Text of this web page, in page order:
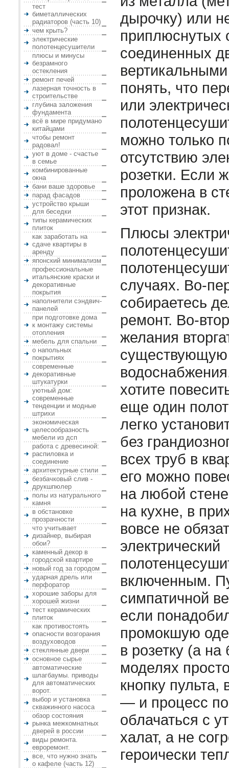
тест
биметаллических
радиаторов (часть 10)
чем крыть?
электрические
полотенцесушители
плюсы и минусы
безрамного
остекления
ремонт печей
лазерная точность в
строительстве
глубина заложения
фундамента
всё в мире придумано
китайцами
чтобы ремонт
радовал!
уют в доме - счастье
в семье
комбинированные
окна
бани ваше здоровье
парад фасадов
устройство крыши
для беседки
типы керамических
плиток
как заработать на
сдаче квартиры в
аренду
японский минимализм
профессиональные
итальянские краски и
декоративные
покрытия
наполнители сэндвич-
панелей
при подготовке дома
к монтажу системы
отопления
мебель для спальни
о напольных
покрытиях
современные
декоративные
штукатурки
уютный дом:
современные
тенденции и модные
штрихи
экономическая
целесообразность
мебели из дсп
работа с древесиной:
распиловка и
соединение
архитектурные стили
безбачковый слив -
друкшпюлер
полы из натурального
камня
в обстановке
прозрачности
что учитывает
дизайнер, выбирая
обои?
каменный декор в
городской квартире
новый год за городом
ударная дрель или
перфоратор
хорошие заборы для
хорошей жизни
тест керамических
плиток
как противостоять
опасности возгорания
воздуховодов
стеклянные двери
основное сырье
автоматические
шлагбаумы. приводы
для автоматических
ворот.
выбор и установка
скважинного насоса
обзор состояния
рынка межкомнатных
дверей в россии
виды ремонта.
евроремонт.
все, что нужно знать
о кафеле (часть 12)
дырочку) или
приплюснутых
соединенных
понять, что
или
можно только
отсутствию
розетки. Если
проложена в
этот признак.
Плюсы
случаях. Во-
собираетесь
ремонт. Во-
желания
существующую
хотите
еще один
легко
без
всех труб в
его можно
на любой
на кухне, в
вовсе не
электрический
включенным.
симпатичной
если
промокшую
в розетку (а
моделях
кнопку пульта,
— и процесс
облачаться с
халат, а не
героически